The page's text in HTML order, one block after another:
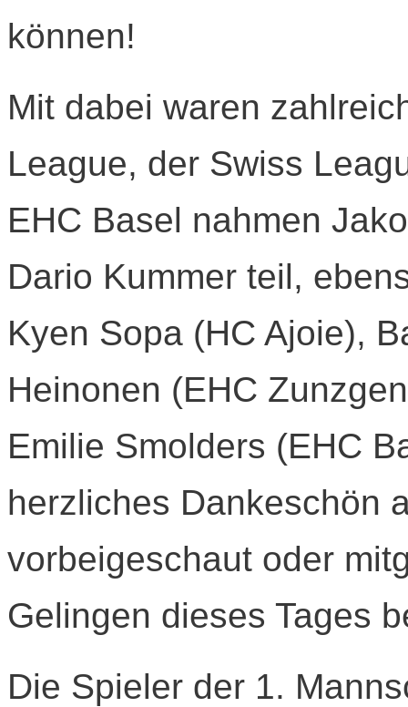
können!
Mit dabei waren
League, der Swiss
EHC Basel nahmen
Dario Kummer teil,
Kyen Sopa (HC Ajoie),
Heinonen (EHC
Emilie Smolders (EHC
herzliches Dankeschön
vorbeigeschaut oder
Gelingen dieses Tages
Die Spieler der 1.